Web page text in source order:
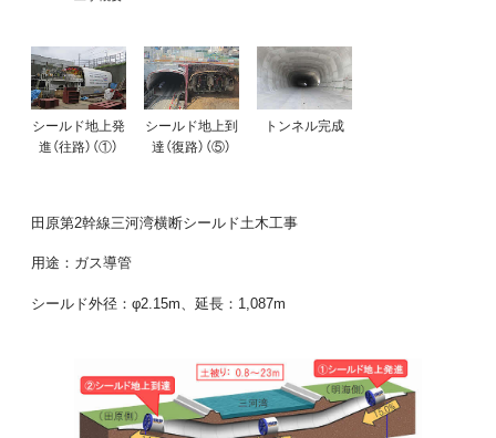
シールド地上発
進（往路）（①）
シールド地上到
達（復路）（⑤）
トンネル完成
田原第2幹線三河湾横断シールド土木工事
用途：ガス導管
シールド外径：φ2.15m、延長：1,087m